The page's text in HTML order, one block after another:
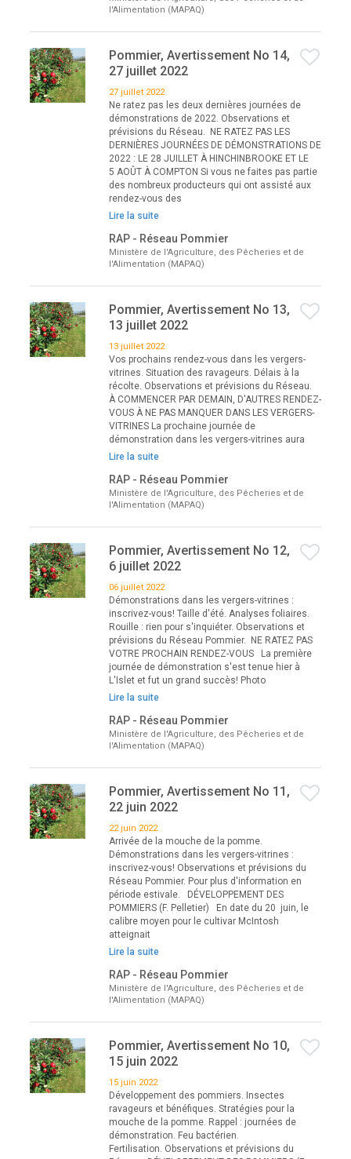
l'Alimentation (MAPAQ)
Pommier, Avertissement No 14,
27 juillet 2022
27 juillet 2022
Ne ratez pas les deux dernières journées de
démonstrations de 2022. Observations et
prévisions du Réseau. NE RATEZ PAS LES
DERNIÈRES JOURNÉES DE DÉMONSTRATIONS DE
2022 : LE 28 JUILLET À HINCHINBROOKE ET LE
5 AOÛT À COMPTON Si vous ne faites pas partie
des nombreux producteurs qui ont assisté aux
rendez-vous des
Lire la suite
RAP - Réseau Pommier
Ministère de l'Agriculture, des Pêcheries et de
l'Alimentation (MAPAQ)
Pommier, Avertissement No 13,
13 juillet 2022
13 juillet 2022
Vos prochains rendez-vous dans les vergers-
vitrines. Situation des ravageurs. Délais à la
récolte. Observations et prévisions du Réseau.
À COMMENCER PAR DEMAIN, D'AUTRES RENDEZ-
VOUS À NE PAS MANQUER DANS LES VERGERS-
VITRINES La prochaine journée de
démonstration dans les vergers-vitrines aura
Lire la suite
RAP - Réseau Pommier
Ministère de l'Agriculture, des Pêcheries et de
l'Alimentation (MAPAQ)
Pommier, Avertissement No 12,
6 juillet 2022
06 juillet 2022
Démonstrations dans les vergers-vitrines :
inscrivez-vous! Taille d'été. Analyses foliaires.
Rouille : rien pour s'inquiéter. Observations et
prévisions du Réseau Pommier. NE RATEZ PAS
VOTRE PROCHAIN RENDEZ-VOUS La première
journée de démonstration s'est tenue hier à
L'Islet et fut un grand succès! Photo
Lire la suite
RAP - Réseau Pommier
Ministère de l'Agriculture, des Pêcheries et de
l'Alimentation (MAPAQ)
Pommier, Avertissement No 11,
22 juin 2022
22 juin 2022
Arrivée de la mouche de la pomme.
Démonstrations dans les vergers-vitrines :
inscrivez-vous! Observations et prévisions du
Réseau Pommier. Pour plus d'information en
période estivale. DÉVELOPPEMENT DES
POMMIERS (F. Pelletier) En date du 20 juin, le
calibre moyen pour le cultivar McIntosh
atteignait
Lire la suite
RAP - Réseau Pommier
Ministère de l'Agriculture, des Pêcheries et de
l'Alimentation (MAPAQ)
Pommier, Avertissement No 10,
15 juin 2022
15 juin 2022
Développement des pommiers. Insectes
ravageurs et bénéfiques. Stratégies pour la
mouche de la pomme. Rappel : journées de
démonstration. Feu bactérien.
Fertilisation. Observations et prévisions du